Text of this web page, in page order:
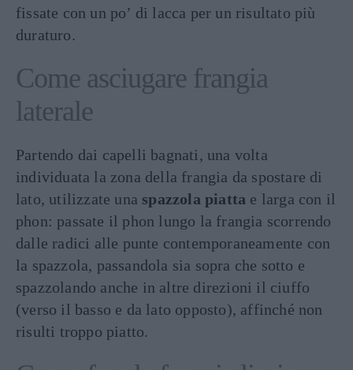
fissate con un po’ di lacca per un risultato più
duraturo.
Come asciugare frangia
laterale
Partendo dai capelli bagnati, una volta
individuata la zona della frangia da spostare di
lato, utilizzate una spazzola piatta e larga con il
phon: passate il phon lungo la frangia scorrendo
dalle radici alle punte contemporaneamente con
la spazzola, passandola sia sopra che sotto e
spazzolando anche in altre direzioni il ciuffo
(verso il basso e da lato opposto), affinché non
risulti troppo piatto.